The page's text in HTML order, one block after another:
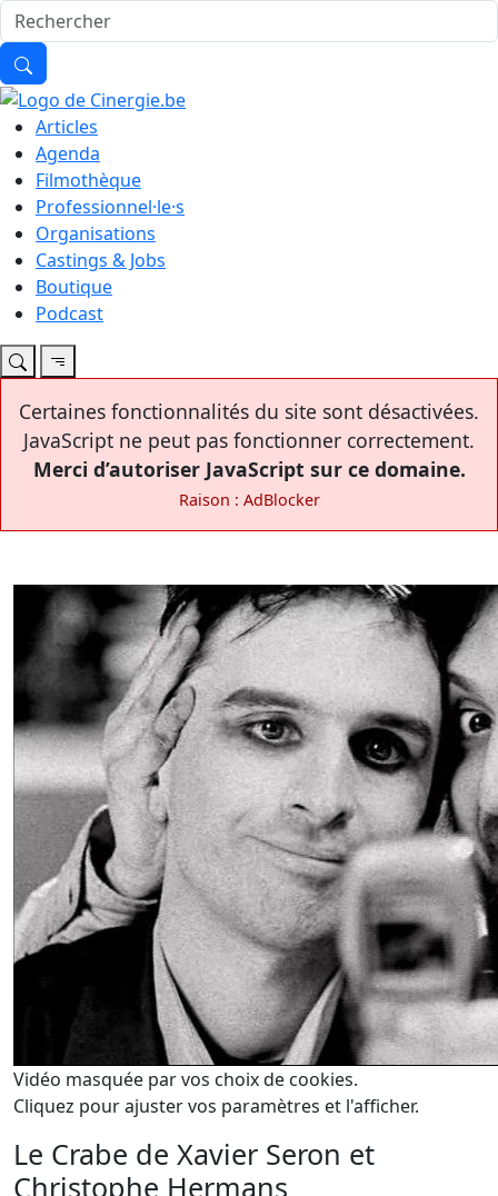
Articles
Agenda
Filmothèque
Professionnel·le·s
Organisations
Castings & Jobs
Boutique
Podcast
Certaines fonctionnalités du site sont désactivées.
JavaScript ne peut pas fonctionner correctement.
Merci d’autoriser JavaScript sur ce domaine.
Raison : AdBlocker
Vidéo masquée par vos choix de cookies.
Cliquez pour ajuster vos paramètres et l'afficher.
Le Crabe de Xavier Seron et
Christophe Hermans